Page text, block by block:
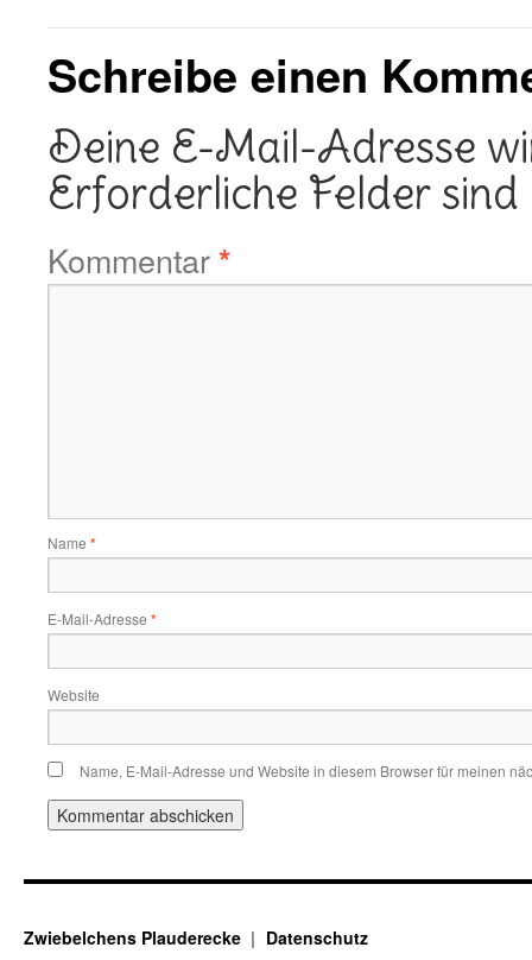
Schreibe einen
Deine E-Mail-Adresse
Erforderliche Felder
Kommentar*
Name *
E-Mail-Adresse *
Website
Name, E-Mail-Adresse und Website in diesem Browser für meinen
Zwiebelchens Plauderecke Datenschutz